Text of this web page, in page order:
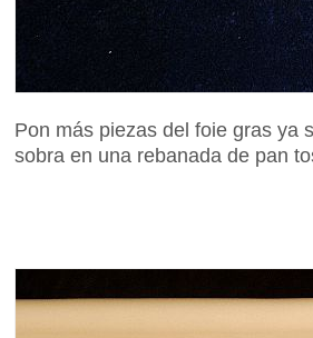
Pon más piezas del foie gras ya
sobra en una rebanada de pan